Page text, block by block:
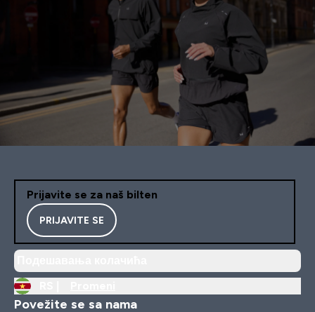
Prijavite se za naš bilten
PRIJAVITE SE
Povežite se sa nama